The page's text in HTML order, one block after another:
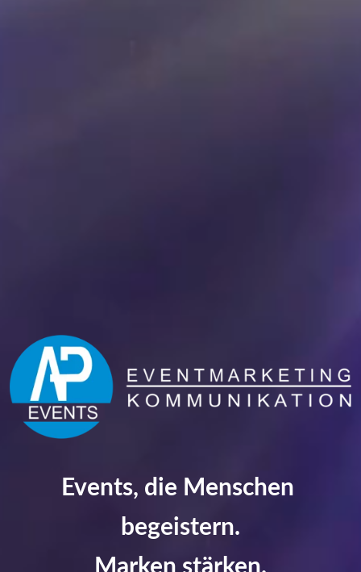
Events, die Menschen
begeistern.
Marken stärken.